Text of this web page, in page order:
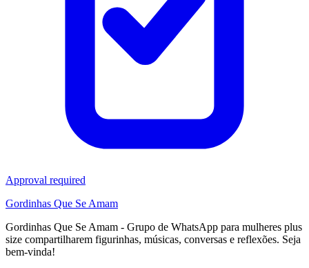
Approval required
Gordinhas Que Se Amam
Gordinhas Que Se Amam - Grupo de WhatsApp para mulheres plus
size compartilharem figurinhas, músicas, conversas e reflexões. Seja
bem-vinda!